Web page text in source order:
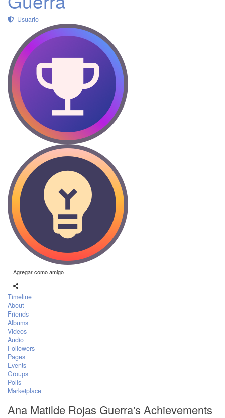
Usuario
Agregar como amigo
Timeline
About
Friends
Albums
Videos
Audio
Followers
Pages
Events
Groups
Polls
Marketplace
Ana Matilde Rojas Guerra's Achievements